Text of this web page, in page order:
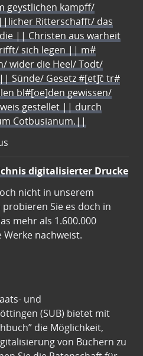
geystlichen kampff/
Ritterschafft/ das
|| Christen aus warheit
sich legen || m#
wider die Heel/ Todt/
Sünde/ Gesetz #[et]c̃ tr#
bl#[oe]den gewissen/
gestellet || durch
Cotbusianum.||
digitalisierter Drucke
nicht in unserem
Sie es doch in
mehr als 1.600.000
nachweist.
und
(SUB) bietet mit
die Möglichkeit,
von Büchern zu